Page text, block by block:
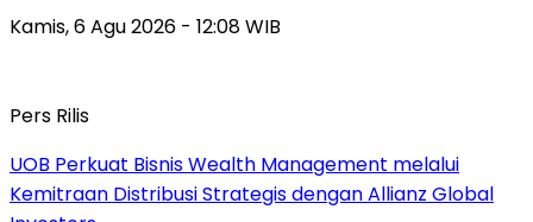
Kamis, 6 Agu 2026 - 12:08 WIB
Pers Rilis
UOB Perkuat Bisnis Wealth Management melalui
Kemitraan Distribusi Strategis dengan Allianz Global